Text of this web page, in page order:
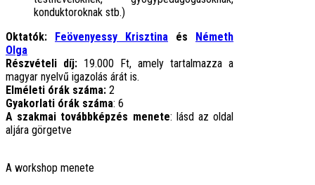
konduktoroknak stb.)
Oktatók:
Feövenyessy Krisztina és
Németh
Olga
Részvételi díj: 19.000 Ft, amely tartalmazza a
magyar nyelvű igazolás árát is.
Elméleti órák száma: 2
Gyakorlati órák száma: 6
A szakmai továbbképzés menete: lásd az oldal
aljára görgetve
A workshop menete